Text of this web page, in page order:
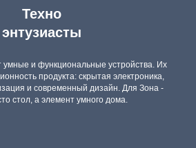
Техно
энтузиасты
и функциональные устройства. Их
продукта: скрытая электроника,
и современный дизайн. Для Зона -
стол, а элемент умного дома.